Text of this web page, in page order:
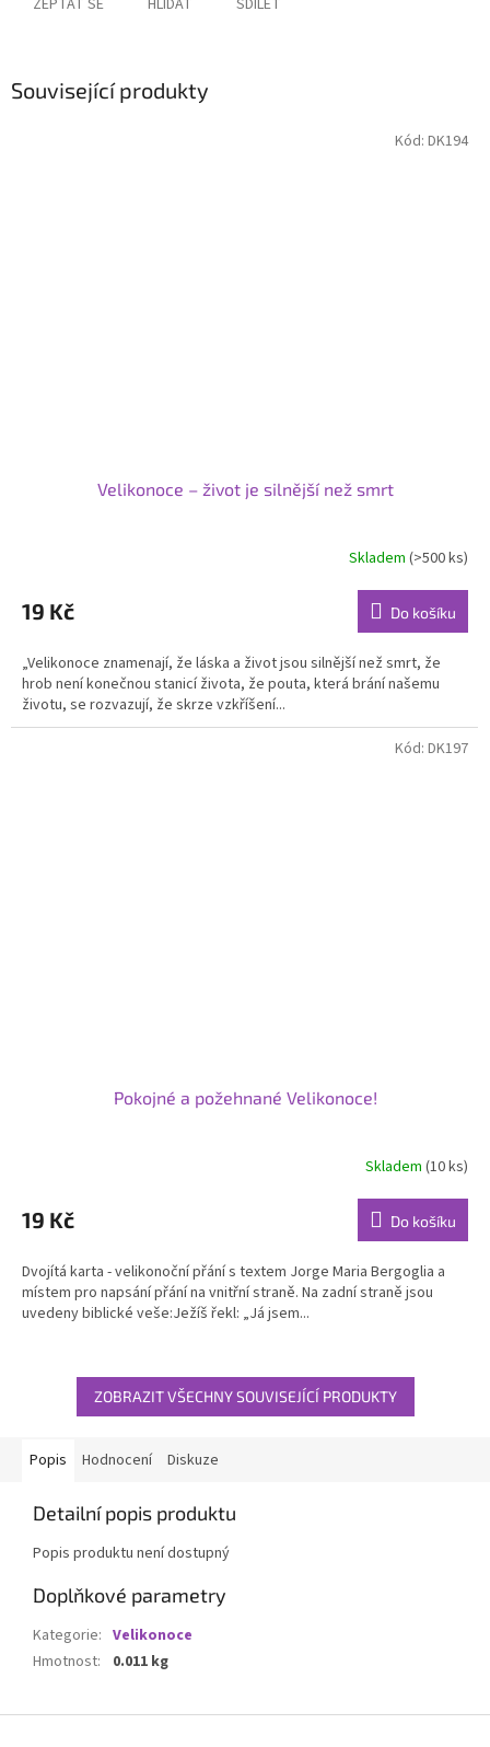
ZEPTAT SE HLÍDAT SDÍLET
Související produkty
Velikonoce – život je silnější než smrt
Skladem (>500 ks)
19 Kč Do košíku
„Velikonoce znamenají, že láska a život jsou silnější než smrt, že
hrob není konečnou stanicí života, že pouta, která brání našemu
životu, se rozvazují, že skrze vzkříšení...
Kód: DK194
Pokojné a požehnané Velikonoce!
produktu
je
z
5
hvězdiček.
Skladem(10 ks)
19 Kč Do košíku
Dvojítá karta - velikonoční přání s textem Jorge Maria Bergoglia a
místem pro napsání přání na vnitřní straně. Na zadní straně jsou
uvedeny biblické veše:Ježíš řekl: „Já jsem...
Kód: DK197
ZOBRAZIT VŠECHNY SOUVISEJÍCÍ PRODUKTY
Popis Hodnocení Diskuze
Detailní popis produktu
Popis produktu není dostupný
Doplňkové parametry
Kategorie: Velikonoce
Hmotnost: 0.011 kg